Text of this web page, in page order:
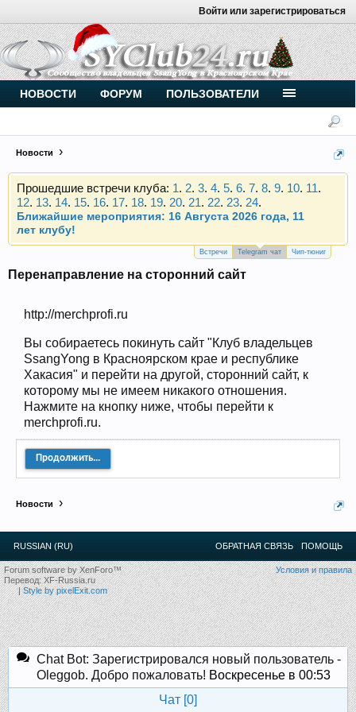
Войти или зарегистрироваться
Новости
Внимание, новые участники нашего клуба!
Основное общение происходит вTelegram-чате.
Присоединяйтесь.
Чип-тюнинг (прошивка) дизелей от
Vahmurka
12.13.14.15.16.17.18.19.20.21.22.23.24.
Ближайшие мероприятия: 16 Августа 2026 года, 11
лет клубу!
Внимание, новые участники нашего клуба!
Основное общение происходит вTelegram-чате.
Чип-тюнинг (прошивка) дизелей от
Прошедшие встречи клуба:1.2 .3.4 .5 .6.7.8.9.10
12.13.14.15.16.17.18 .19.20.21 22.23.24.
Ближайшие мероприятия: 16 Августа 2026 года, 11
лет клубу!
Встречи Telegram чат Чип-тюниг
Перенаправление на сторонний сайт
http://merchprofi.ru
Вы собираетесь покинуть сайт "Клуб владельцев
SsangYong в Красноярском крае и республике
Хакасия" и перейти на другой, сторонний сайт, к
которому мы не имеем никакого отношения.
Нажмите на кнопку ниже, чтобы перейти к
merchprofi.ru.
Продолжить...
Новости
НОВОСТИ ФОРУМ ПОЛЬЗОВАТЕЛИ
RUSSIAN (RU) ОБРАТНАЯ СВЯЗЬ ПОМОЩЬ
Условия и правила
Forum software by XenForo™
Перевод:XF-Russia.ru
|Style by pixelExit.com
Chat Bot: Зарегистрировался новый пользователь -
Oleggob. Добро пожаловать! Воскресенье в 00:53
Чат [0]